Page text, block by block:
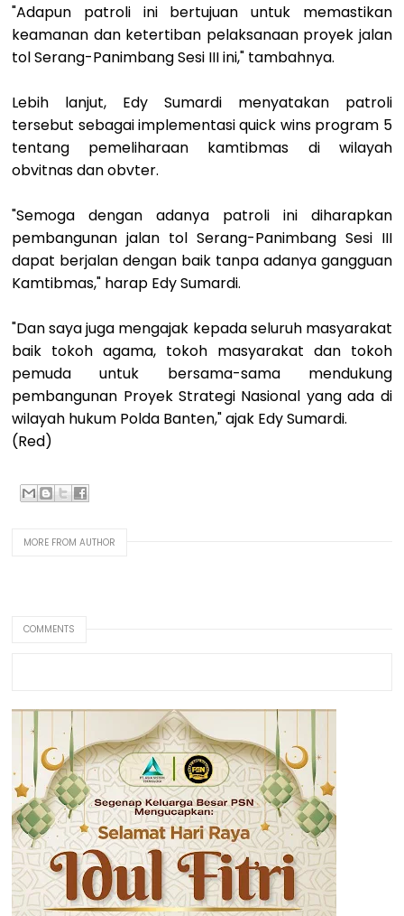
"Adapun patroli ini bertujuan untuk memastikan
keamanan dan ketertiban pelaksanaan proyek jalan
tol Serang-Panimbang Sesi III ini," tambahnya.
Lebih lanjut, Edy Sumardi menyatakan patroli
tersebut sebagai implementasi quick wins program 5
tentang pemeliharaan kamtibmas di wilayah
obvitnas dan obvter.
"Semoga dengan adanya patroli ini diharapkan
pembangunan jalan tol Serang-Panimbang Sesi III
dapat berjalan dengan baik tanpa adanya gangguan
Kamtibmas," harap Edy Sumardi.
"Dan saya juga mengajak kepada seluruh masyarakat
baik tokoh agama, tokoh masyarakat dan tokoh
pemuda untuk bersama-sama mendukung
pembangunan Proyek Strategi Nasional yang ada di
wilayah hukum Polda Banten," ajak Edy Sumardi.
(Red)
MORE FROM AUTHOR
COMMENTS